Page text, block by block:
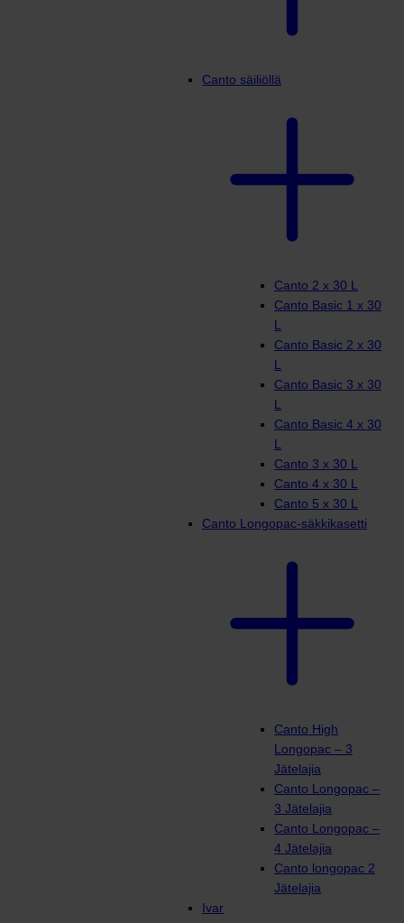
Canto säiliöllä
Canto 2 x 30 L
Canto Basic 1 x 30
L
Canto Basic 2 x 30
L
Canto Basic 3 x 30
L
Canto Basic 4 x 30
L
Canto 3 x 30 L
Canto 4 x 30 L
Canto 5 x 30 L
Canto Longopac-säkkikasetti
Canto High
Longopac – 3
Jätelajia
Canto Longopac –
3 Jätelajia
Canto Longopac –
4 Jätelajia
Canto longopac 2
Jätelajia
Ivar